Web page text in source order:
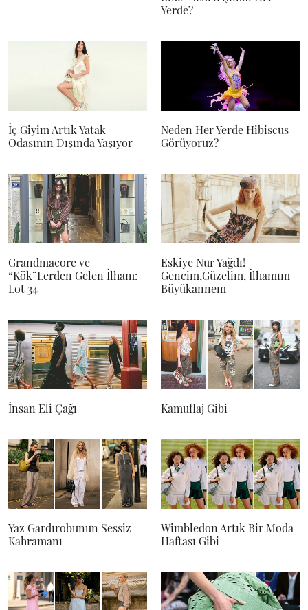
Yerde?
İç Giyim Artık Yatak
Odasının Dışında Yaşıyor
Neden Her Yerde Hibiscus
Görüyoruz?
Grandmacore ve
“Kök”Lerden Gelen İlham:
Lot 34
Eskiye Nur Yağdı!
Gencim,Güzelim, İlhamım
Büyükannem
İnsan Eli Çağı Kamuflaj Gibi
Yaz Gardırobunun Sessiz
Kahramanı
Wimbledon Artık Bir Moda
Haftası Gibi